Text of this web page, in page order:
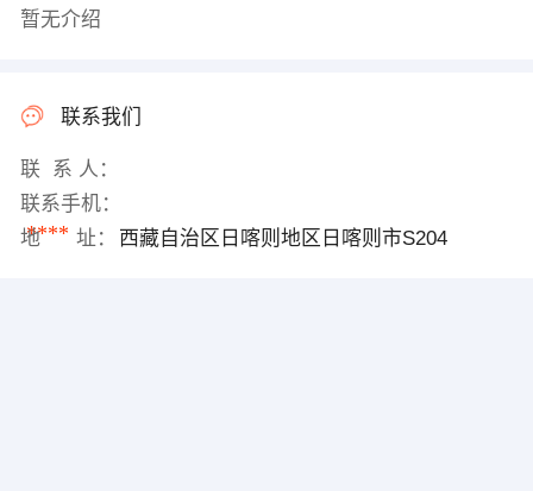
暂无介绍
联系我们
联 系 人：
联系手机：
****
地 址： 西藏自治区日喀则地区日喀则市S204